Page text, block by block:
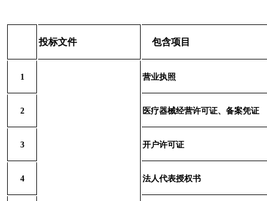
投标文件 包含项目
1 营业执照
2 医疗器械经营许可证、备案凭证
3 开户许可证
4 法人代表授权书